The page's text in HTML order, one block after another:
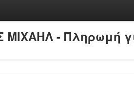
ΜΙΧΑΗΛ - Πληρωμή